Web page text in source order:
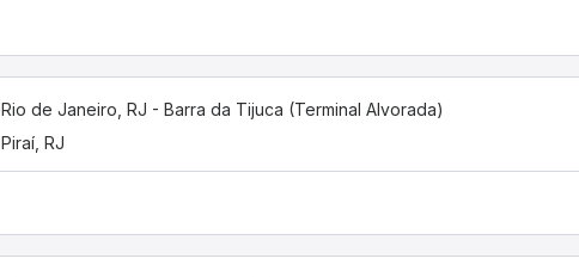
Rio de Janeiro, RJ - Barra da Tijuca (Terminal Alvorada)
Piraí, RJ